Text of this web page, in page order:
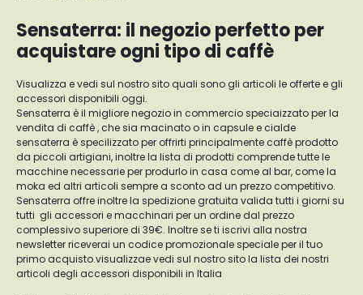
Sensaterra: il negozio perfetto per
acquistare ogni tipo di caffè
Visualizza e vedi sul nostro sito quali sono gli articoli le offerte e gli
accessori disponibili oggi.
Sensaterra è il migliore negozio in commercio speciaizzato per la
vendita di caffè , che sia macinato o in capsule e cialde
sensaterra è specilizzato per offrirti principalmente caffè prodotto
da piccoli artigiani, inoltre la lista di prodotti comprende tutte le
macchine necessarie per produrlo in casa come al bar, come la
moka ed altri articoli sempre a sconto ad un prezzo competitivo.
Sensaterra offre inoltre la spedizione gratuita valida tutti i giorni su
tutti gli accessori e macchinari per un ordine dal prezzo
complessivo superiore di 39€. Inoltre se ti iscrivi alla nostra
newsletter riceverai un codice promozionale speciale per il tuo
primo acquisto.visualizzae vedi sul nostro sito la lista dei nostri
articoli degli accessori disponibili in Italia